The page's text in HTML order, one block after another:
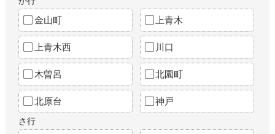
金山町 上青木
上青木西 川口
木曽呂 北園町
北原台 神戸
さ行